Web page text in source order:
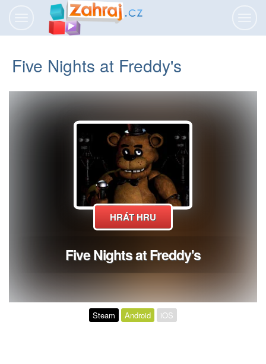
Five Nights at Freddy's
Steam Android iOS